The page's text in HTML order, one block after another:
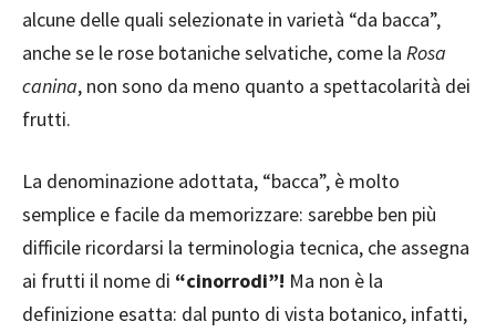
alcune delle quali selezionate in varietà “da bacca”,
anche se le rose botaniche selvatiche, come la Rosa
canina, non sono da meno quanto a spettacolarità dei
frutti.
La denominazione adottata, “bacca”, è molto
semplice e facile da memorizzare: sarebbe ben più
difficile ricordarsi la terminologia tecnica, che assegna
ai frutti il nome di “cinorrodi”! Ma non è la
definizione esatta: dal punto di vista botanico, infatti,